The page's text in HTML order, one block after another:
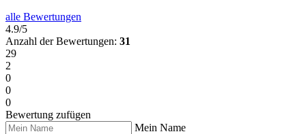
alle Bewertungen
4.9/5
Anzahl der Bewertungen: 31
29
2
0
0
0
Bewertung zufügen
Mein Name